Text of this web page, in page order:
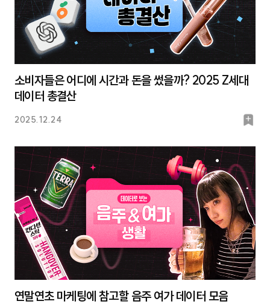
소비자들은 어디에 시간과 돈을 썼을까? 2025 Z세대
데이터 총결산
2025.12.24
북
크
연말연초 마케팅에 참고할 음주 여가 데이터 모음